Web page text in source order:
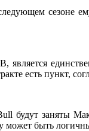
сезоне
является
есть пункт,
будут заняты
может быть